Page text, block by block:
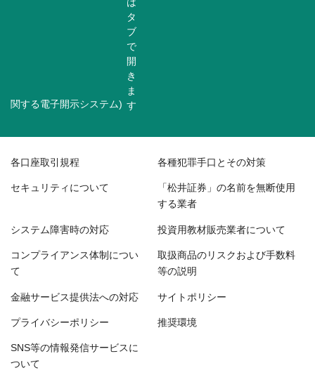
関する電子開示システム)
各口座取引規程 各種犯罪手口とその対策
セキュリティについて 「松井証券」の名前を無断使用
する業者
システム障害時の対応 投資用教材販売業者について
コンプライアンス体制につい
て
取扱商品のリスクおよび手数料
等の説明
金融サービス提供法への対応 サイトポリシー
プライバシーポリシー 推奨環境
SNS等の情報発信サービスに
ついて